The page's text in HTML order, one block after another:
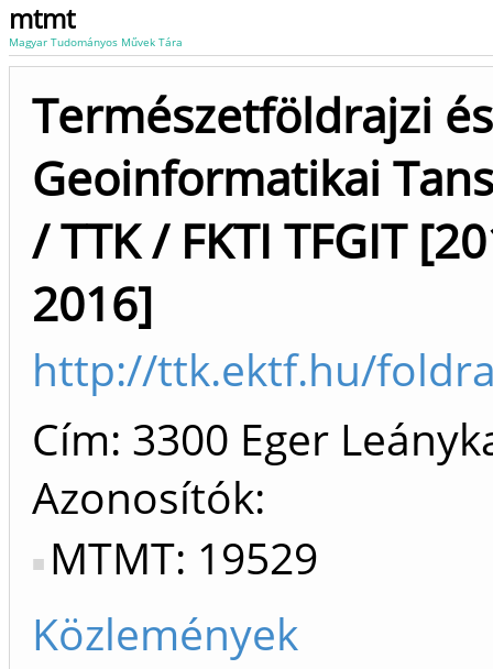
mtmt
Magyar Tudományos Művek Tára
Természetföldrajzi és
Geoinformatikai
/ TTK / FKTI TFGIT
2016]
http://ttk.ektf.hu/
Cím: 3300 Eger
Azonosítók
MTMT: 19529
Közlemények